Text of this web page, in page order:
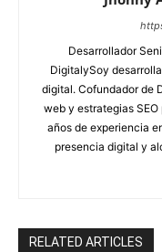
Desarrollador
DigitalySoy
digital. Cofundador de
web y estrategias
años de experiencia
presencia digital y
RELATED ARTICLES